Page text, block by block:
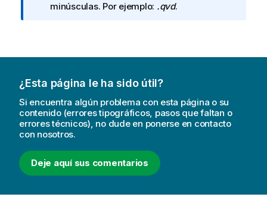
t
f
r
m
a
t
i
v
a
minúsculas. Por ejemplo: .qvd.
¿Esta página le ha sido útil?
Si encuentra algún problema con esta página o su
contenido (errores tipográficos, pasos que faltan o
errores técnicos), no dude en ponerse en contacto
con nosotros.
Deje aquí sus comentarios